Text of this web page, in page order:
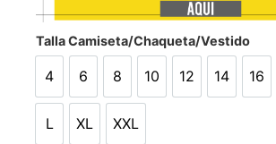
Talla Camiseta/Chaqueta/Vestido
4 6 8
8
10 12 14 16
L XL XXL